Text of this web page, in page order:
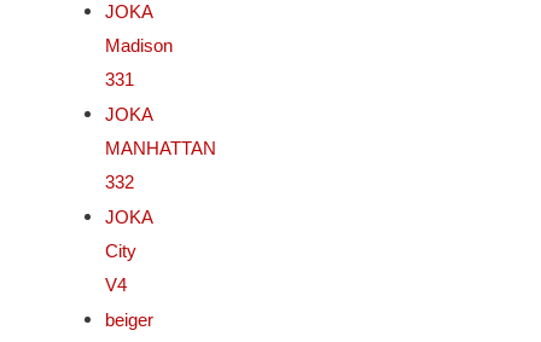
JOKA
Madison
331
JOKA
MANHATTAN
332
JOKA
City
V4
beiger